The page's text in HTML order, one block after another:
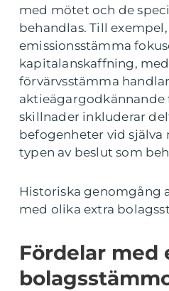
med mötet och de
behandlas. Till
emissionsstämma
kapitalanskaffning,
förvärvsstämma
aktieägargodkännande
skillnader inkluderar
befogenheter vid själva
typen av beslut som
Historiska genomgång
med olika extra
Fördelar med